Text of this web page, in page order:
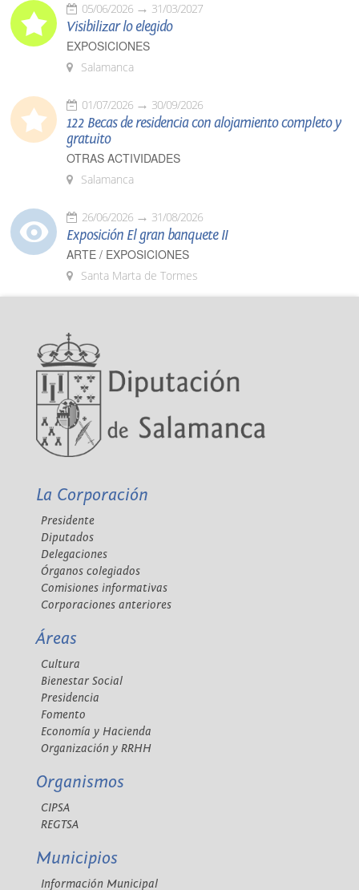
05/06/2026 31/03/2027
Visibilizar lo elegido
EXPOSICIONES
Salamanca
01/07/2026 30/09/2026
122 Becas de residencia con alojamiento completo y
gratuito
OTRAS ACTIVIDADES
Salamanca
26/06/2026 31/08/2026
Exposición El gran banquete II
ARTE / EXPOSICIONES
Santa Marta de Tormes
La Corporación
Presidente
Diputados
Delegaciones
Órganos colegiados
Comisiones informativas
Corporaciones anteriores
Áreas
Cultura
Bienestar Social
Presidencia
Fomento
Economía y Hacienda
Organización y RRHH
Organismos
CIPSA
REGTSA
Municipios
Información Municipal